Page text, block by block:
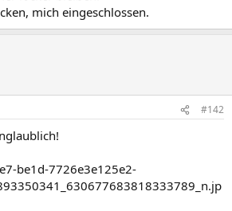
mich eingeschlossen.
#142